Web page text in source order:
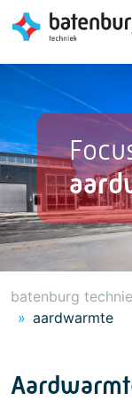
batenburg
aardwarmte